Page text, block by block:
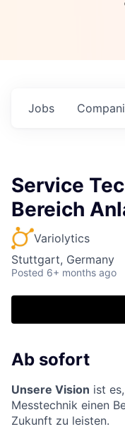
Jobs
Service
Bereich
Variolytics
Stuttgart, Germany
Posted 6+ months ago
Ab sofort
Unsere Vision ist
Messtechnik einen
Zukunft zu leisten.